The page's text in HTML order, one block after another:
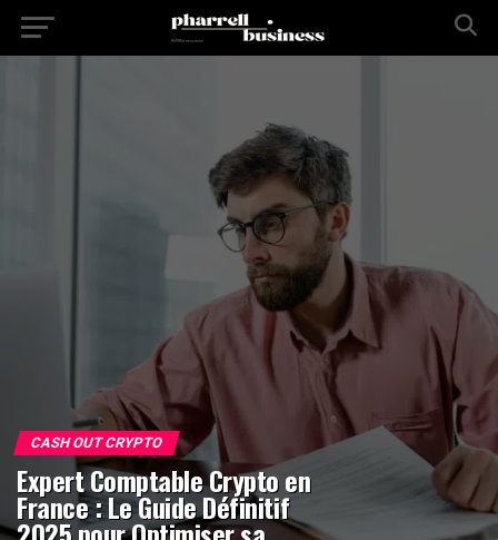
CASH OUT CRYPTO
Expert Comptable Crypto en
France : Le Guide Définitif